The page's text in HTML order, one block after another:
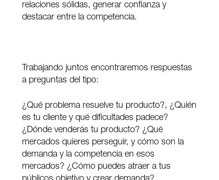
relaciones sólidas, generar confianza y
destacar entre la competencia.
Trabajando juntos encontraremos respuestas
a preguntas del tipo:
¿Qué problema resuelve tu producto?, ¿Quién
es tu cliente y qué dificultades padece?
¿Dónde venderás tu producto? ¿Qué
mercados quieres perseguir, y cómo son la
demanda y la competencia en esos
mercados? ¿Cómo puedes atraer a tus